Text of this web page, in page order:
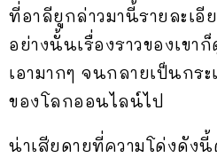
ที่อาลียูกล่าวมานี้รายละเอี
อย่างนั้นเรื่องราวของเขา
เอามากๆ จนกลายเป็นกร
ของโลกออนไลน์ไป
น่าเสียดายที่ความโด่งดังนี้